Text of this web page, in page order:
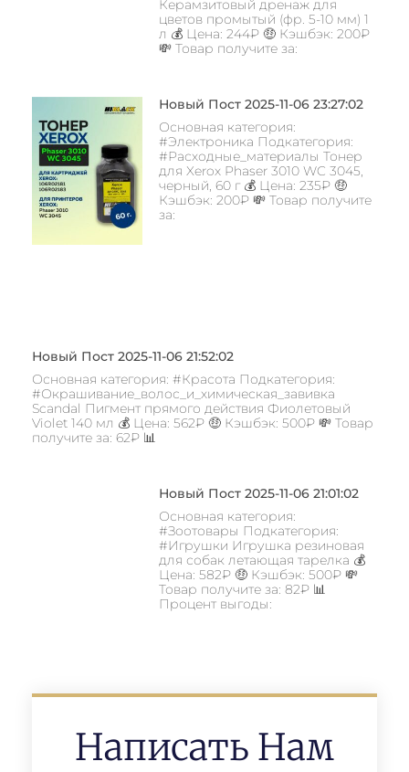
Керамзитовый дренаж для
цветов промытый (фр. 5-10 мм) 1
л 💰 Цена: 244₽ 🤑 Кэшбэк: 200₽
💸 Товар получите за:
Новый Пост 2025-11-06 23:27:02
Основная категория:
#Электроника Подкатегория:
#Расходные_материалы Тонер
для Xerox Phaser 3010 WC 3045,
черный, 60 г 💰 Цена: 235₽ 🤑
Кэшбэк: 200₽ 💸 Товар получите
за:
Новый Пост 2025-11-06 21:52:02
Основная категория: #Красота Подкатегория:
#Окрашивание_волос_и_химическая_завивка
Scandal Пигмент прямого действия Фиолетовый
Violet 140 мл 💰 Цена: 562₽ 🤑 Кэшбэк: 500₽ 💸 Товар
получите за: 62₽ 📊
Новый Пост 2025-11-06 21:01:02
Основная категория:
#Зоотовары Подкатегория:
#Игрушки Игрушка резиновая
для собак летающая тарелка 💰
Цена: 582₽ 🤑 Кэшбэк: 500₽ 💸
Товар получите за: 82₽ 📊
Процент выгоды:
Написать Нам